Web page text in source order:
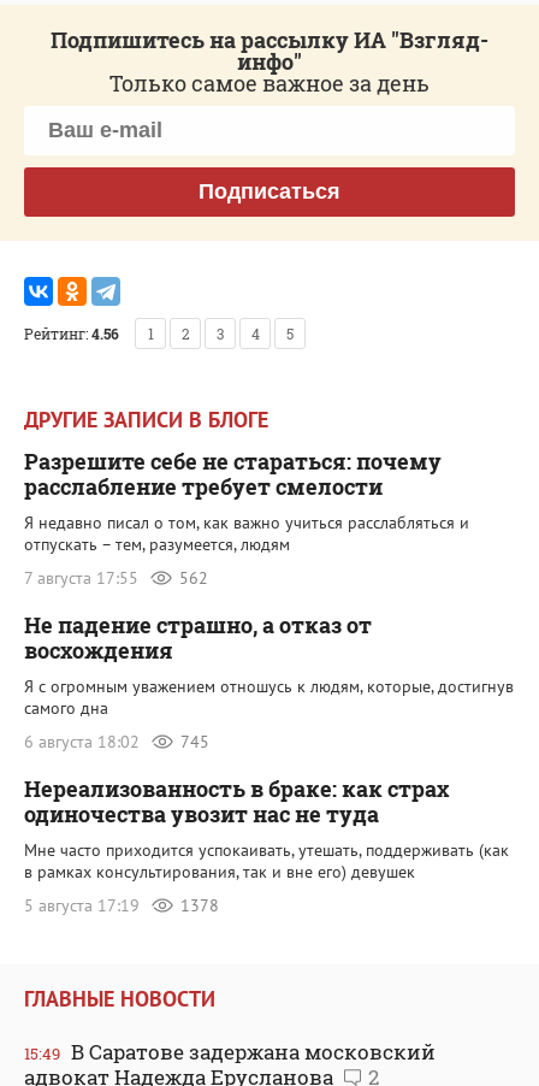
Подпишитесь на рассылку ИА "Взгляд-
инфо"
Только самое важное за день
Подписаться
Рейтинг:4.56 1 2 3 4 5
ДРУГИЕ ЗАПИСИ В БЛОГЕ
Разрешите себе не стараться: почему
расслабление требует смелости
Я недавно писал о том, как важно учиться расслабляться и
отпускать – тем, разумеется, людям
7 августа 17:55
562
Не падение страшно, а отказ от
восхождения
Я с огромным уважением отношусь к людям, которые, достигнув
самого дна
6 августа 18:02
745
Нереализованность в браке: как страх
одиночества увозит нас не туда
Мне часто приходится успокаивать, утешать, поддерживать (как
в рамках консультирования, так и вне его) девушек
5 августа 17:19
1378
ГЛАВНЫЕ НОВОСТИ
15:49 В Саратове задержана московский
адвокат Надежда Ерусланова
2